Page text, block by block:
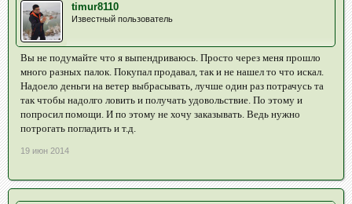
timur8110
Известный пользователь
Вы не подумайте что я выпендриваюсь. Просто через меня прошло
много разных палок. Покупал продавал, так и не нашел то что искал.
Надоело деньги на ветер выбрасывать, лучше один раз потрачусь та
так чтобы надолго ловить и получать удовольствие. По этому и
попросил помощи. И по этому не хочу заказывать. Ведь нужно
потрогать погладить и т.д.
19 июн 2014